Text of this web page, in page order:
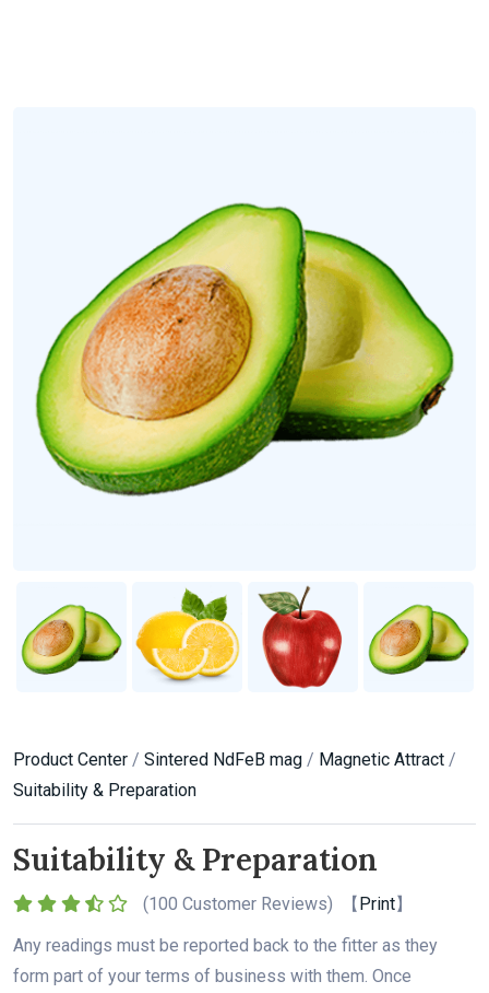
Product Center / Sintered NdFeB mag / Magnetic Attract /
Suitability & Preparation
Suitability & Preparation
(100 Customer Reviews) 【Print】
Any readings must be reported back to the fitter as they
form part of your terms of business with them. Once